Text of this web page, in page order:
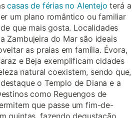
casas de férias no Alentejo terá a
um plano romântico ou familiar
que mais gosta. Localidades
Zambujeira do Mar são ideais
as praias em família. Évora,
e Beja exemplificam cidades
natural coexistem, sendo que,
o Templo de Diana e a
como Reguengos de
que passe um fim-de-